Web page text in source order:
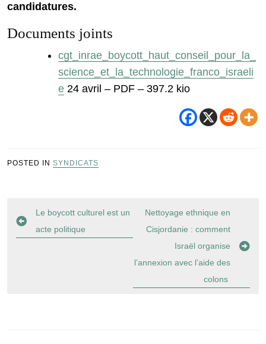
candidatures.
Documents joints
cgt_inrae_boycott_haut_conseil_pour_la_
science_et_la_technologie_franco_israeli
e 24 avril – PDF – 397.2 kio
POSTED IN SYNDICATS
Navigation
de
Le boycott culturel est un
acte politique
Nettoyage ethnique en
Cisjordanie : comment
Israël organise
l’annexion avec l’aide des
colons